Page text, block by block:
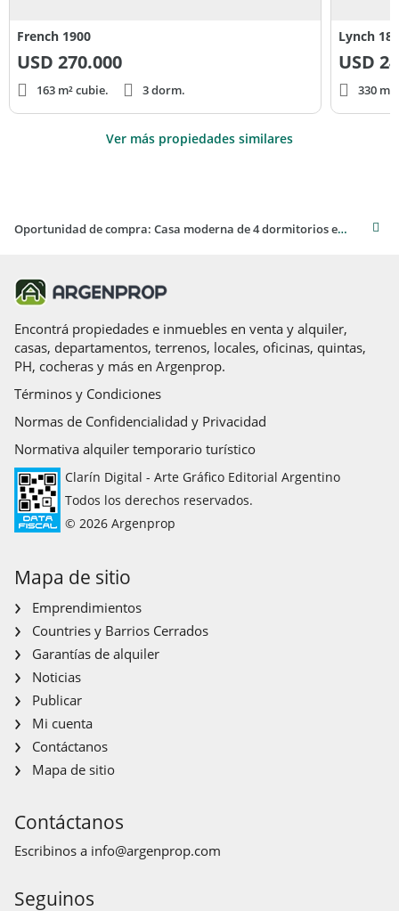
French 1900
USD 270.000
163 m² cubie. 3 dorm.
Lynch
USD
330
Ver más propiedades similares
Oportunidad de compra: Casa moderna de 4 dormitorios en Beccar
Encontrá propiedades e inmuebles en venta y alquiler,
casas, departamentos, terrenos, locales, oficinas, quintas,
PH, cocheras y más en Argenprop.
Términos y Condiciones
Normas de Confidencialidad y Privacidad
Normativa alquiler temporario turístico
Clarín Digital - Arte Gráfico Editorial Argentino
Todos los derechos reservados.
© 2026 Argenprop
Mapa de sitio
Emprendimientos
Countries y Barrios Cerrados
Garantías de alquiler
Noticias
Publicar
Mi cuenta
Contáctanos
Mapa de sitio
Contáctanos
Escribinos a info@argenprop.com
Seguinos